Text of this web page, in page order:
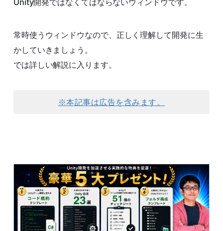
常時使うウィンドウなので、正しく理解して開発に生
かしていきましょう。
では詳しい解説に入ります。
※本記事は広告を含みます。